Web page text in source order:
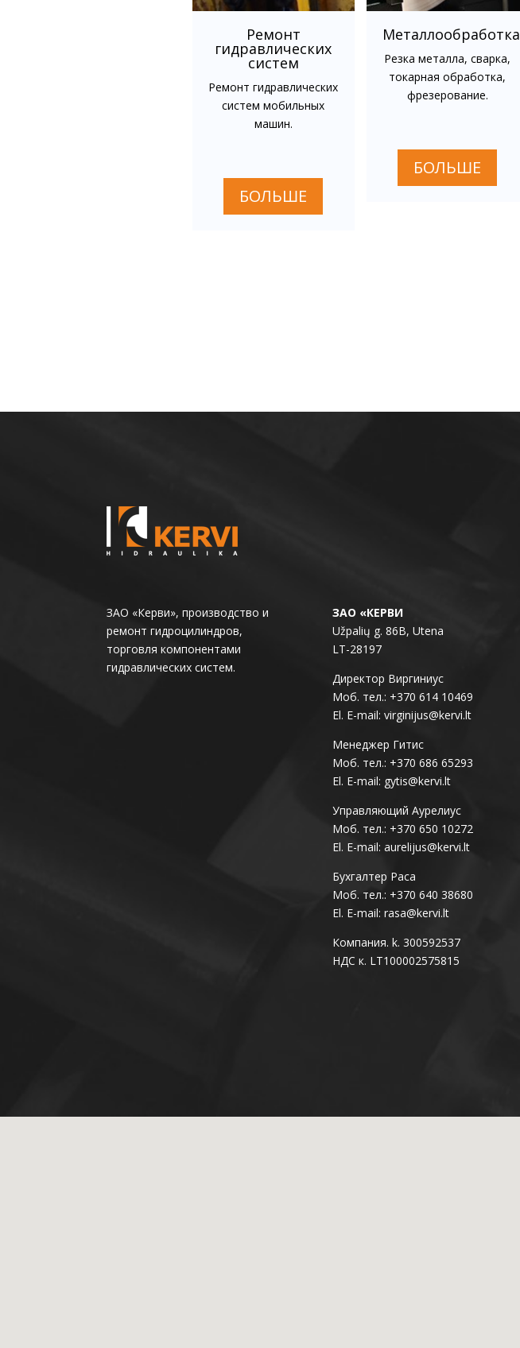
Ремонт
гидравлических
систем
Ремонт гидравлических
систем мобильных
машин.
БОЛЬШЕ
Металлообработка
Резка металла, сварка,
токарная обработка,
фрезерование.
БОЛЬШЕ
ЗАО «Керви», производство и
ремонт гидроцилиндров,
торговля компонентами
гидравлических систем.
ЗАО «КЕРВИ
Užpalių g. 86B, Utena
LT-28197
Директор Виргиниус
Моб. тел.: +370 614 10469
El. E-mail: virginijus@kervi.lt
Менеджер Гитис
Моб. тел.: +370 686 65293
El. E-mail: gytis@kervi.lt
Управляющий Аурелиус
Моб. тел.: +370 650 10272
El. E-mail: aurelijus@kervi.lt
Бухгалтер Раса
Моб. тел.: +370 640 38680
El. E-mail: rasa@kervi.lt
Компания. k. 300592537
НДС к. LT100002575815